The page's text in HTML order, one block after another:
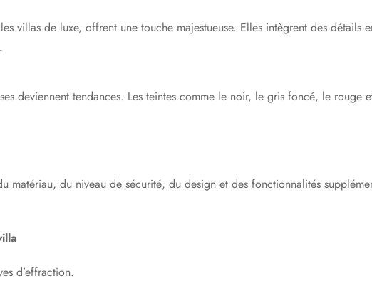
villas de luxe, offrent une touche majestueuse. Elles intègrent des détails
deviennent tendances. Les teintes comme le noir, le gris foncé, le rouge
du niveau de sécurité, du design et des fonctionnalités
d’effraction.